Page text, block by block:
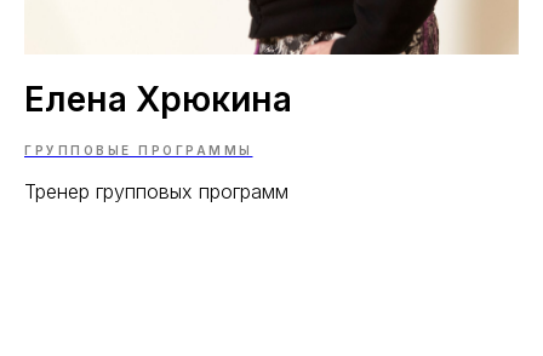
Елена Хрюкина
ГРУППОВЫЕ ПРОГРАММЫ
Тренер групповых программ